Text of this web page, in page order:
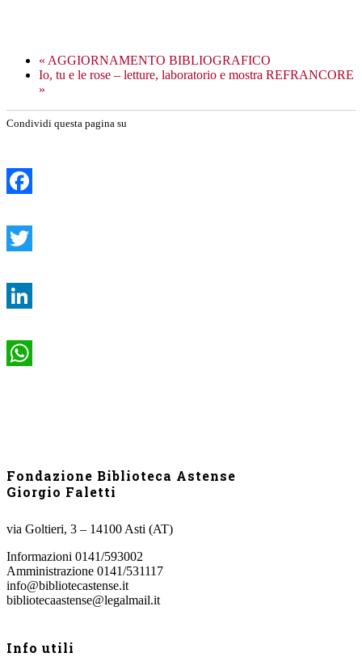
« AGGIORNAMENTO BIBLIOGRAFICO
Io, tu e le rose – letture, laboratorio e mostra REFRANCORE
»
Condividi questa pagina su
Fondazione Biblioteca Astense
Giorgio Faletti
via Goltieri, 3 – 14100 Asti (AT)
Informazioni 0141/593002
Amministrazione 0141/531117
info@bibliotecastense.it
bibliotecaastense@legalmail.it
Info utili